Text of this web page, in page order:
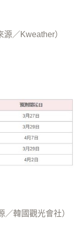
／Kweather）
韓國觀光會社）